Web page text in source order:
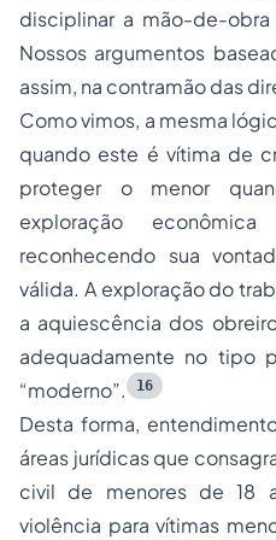
disciplinar a mão-de-obra
Nossos argumentos
assim, na contramão das
Como vimos, a mesma
quando este é vítima de
proteger o menor
exploração
reconhecendo sua
válida. A exploração do
a aquiescência dos
adequadamente no tipo
“moderno”.
16
Desta forma,
áreas jurídicas que
civil de menores de 18
violência para vítimas